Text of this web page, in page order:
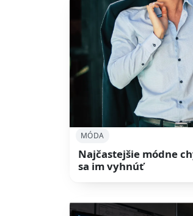
MÓDA
Najčastejšie módne
sa im vyhnúť